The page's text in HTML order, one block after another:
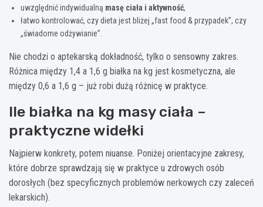
uwzględnić indywidualną masę ciała i aktywność,
łatwo kontrolować, czy dieta jest bliżej „fast food & przypadek”, czy
„świadome odżywianie”.
Nie chodzi o aptekarską dokładność, tylko o sensowny zakres.
Różnica między 1,4 a 1,6 g białka na kg jest kosmetyczna, ale
między 0,6 a 1,6 g – już robi dużą różnicę w praktyce.
Ile białka na kg masy ciała –
praktyczne widełki
Najpierw konkrety, potem niuanse. Poniżej orientacyjne zakresy,
które dobrze sprawdzają się w praktyce u zdrowych osób
dorosłych (bez specyficznych problemów nerkowych czy zaleceń
lekarskich).